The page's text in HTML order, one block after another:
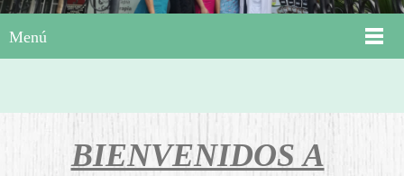
Menú
BIENVENIDOS A